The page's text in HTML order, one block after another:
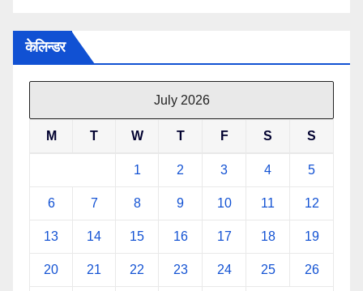
केलिन्डर
July 2026
M T W T F S S
1 2 3 4 5
6 7 8 9 10 11 12
13 14 15 16 17 18 19
20 21 22 23 24 25 26